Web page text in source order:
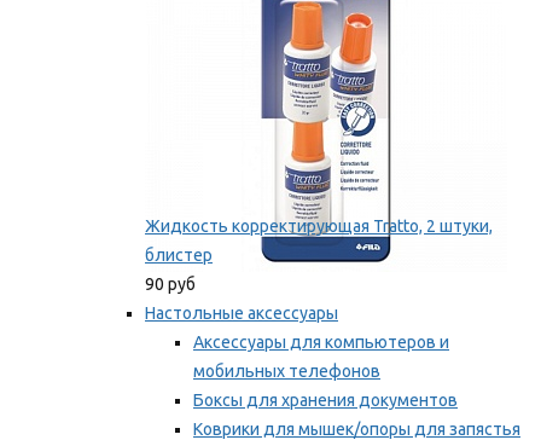
Жидкость корректирующая Tratto, 2 штуки,
блистер
90 руб
Настольные аксессуары
Аксессуары для компьютеров и
мобильных телефонов
Боксы для хранения документов
Коврики для мышек/опоры для запястья